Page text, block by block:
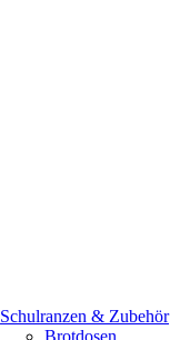
Schulranzen & Zubehör
Brotdosen